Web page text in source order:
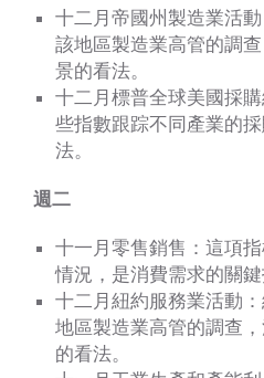
十二月帝國州製造業活
該地區製造業高管的調
景的看法。
十二月標普全球美國採
些指數跟踪不同產業的
法。
週二
十一月零售銷售：這項
情況，是消費需求的關鍵
十二月紐約服務業活動
地區製造業高管的調查
的看法。